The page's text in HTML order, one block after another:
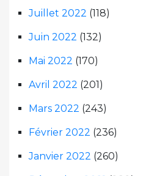
Juillet 2022 (118)
Juin 2022 (132)
Mai 2022 (170)
Avril 2022 (201)
Mars 2022 (243)
Février 2022 (236)
Janvier 2022 (260)